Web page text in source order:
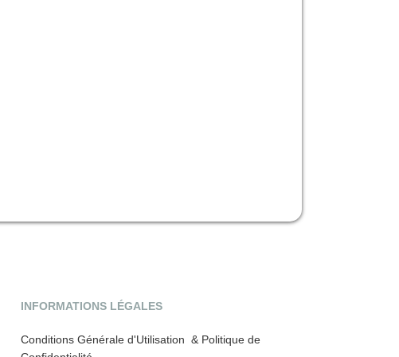
INFORMATIONS LÉGALES
Conditions Générale d'Utilisation & Politique de